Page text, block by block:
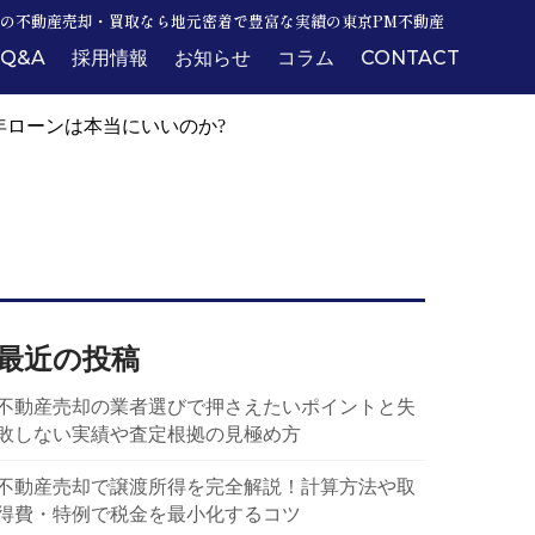
不動産売却・買取なら地元密着で豊富な実績の東京PM不動産
採用情報 お知らせ コラム CONTACT
ーンは本当にいいのか?
近の投稿
動産売却の業者選びで押さえたいポイントと失
しない実績や査定根拠の見極め方
動産売却で譲渡所得を完全解説！計算方法や取
費・特例で税金を最小化するコツ